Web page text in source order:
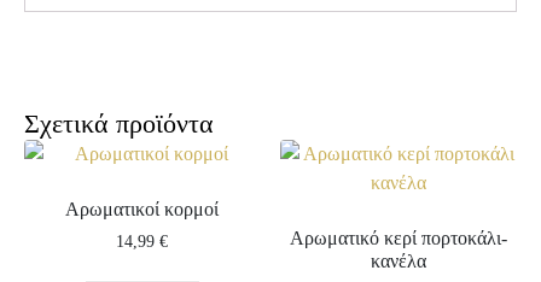
Σχετικά προϊόντα
Αρωματικοί κορμοί
14,99€
Αρωματικό κερί πορτοκάλι-
κανέλα